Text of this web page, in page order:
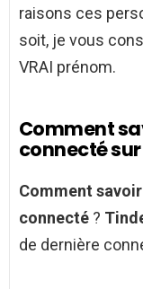
raisons ces
soit, je vous
VRAI prénom.
Comment
connecté
Comment savoir
connecté ?
de dernière